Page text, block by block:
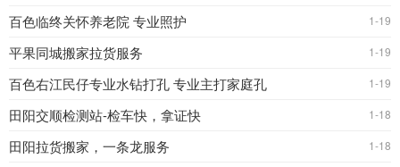
百色临终关怀养老院 专业照护 1-19
平果同城搬家拉货服务 1-19
百色右江民仔专业水钻打孔 专业主打家庭孔 1-19
田阳交顺检测站-检车快，拿证快 1-18
田阳拉货搬家，一条龙服务 1-18